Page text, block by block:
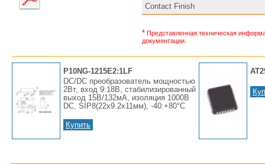
Contact Finish
* Представленная техническая
документации.
P10NG-1215E2:1LF
DC/DC преобразователь мощностью
2Вт, вход 9:18В, стабилизированный
выход 15В/132мА, изоляция 1000В
DC, SIP8(22x9.2x11мм), -40:+80°С
Купить